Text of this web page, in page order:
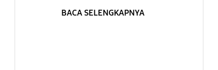
BACA SELENGKAPNYA